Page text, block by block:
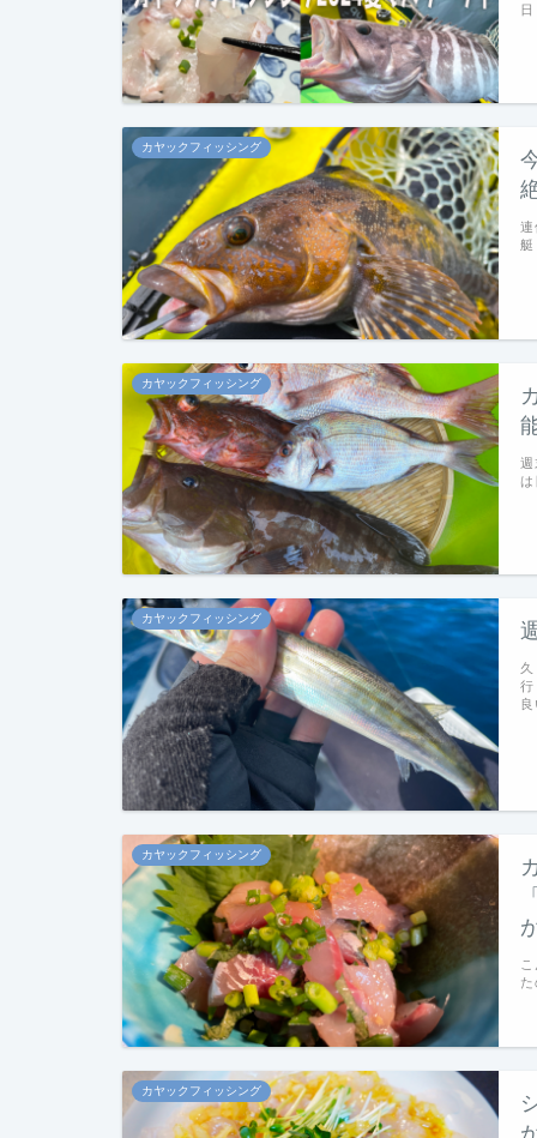
カヤックフィッシング
連
艇
カヤックフィッシング
週
カヤックフィッシング
行
カヤックフィッシング
カヤックフィッシング